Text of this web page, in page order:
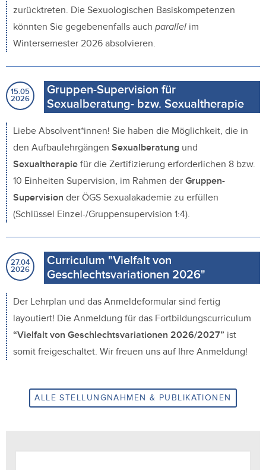
zurücktreten. Die Sexuologischen Basiskompetenzen
könnten Sie gegebenenfalls auch parallel im
Wintersemester 2026 absolvieren.
15.05
2026
Gruppen-Supervision für
Sexualberatung- bzw. Sexualtherapie
Liebe Absolvent*innen! Sie haben die Möglichkeit, die in
den Aufbaulehrgängen Sexualberatung und
Sexualtherapie für die Zertifizierung erforderlichen 8 bzw.
10 Einheiten Supervision, im Rahmen der Gruppen-
Supervision der ÖGS Sexualakademie zu erfüllen
(Schlüssel Einzel-/Gruppensupervision 1:4).
27.04
2026
Curriculum "Vielfalt von
Geschlechtsvariationen 2026"
Der Lehrplan und das Anmeldeformular sind fertig
layoutiert! Die Anmeldung für das Fortbildungscurriculum
“Vielfalt von Geschlechtsvariationen 2026/2027” ist
somit freigeschaltet. Wir freuen uns auf Ihre Anmeldung!
ALLE STELLUNGNAHMEN & PUBLIKATIONEN